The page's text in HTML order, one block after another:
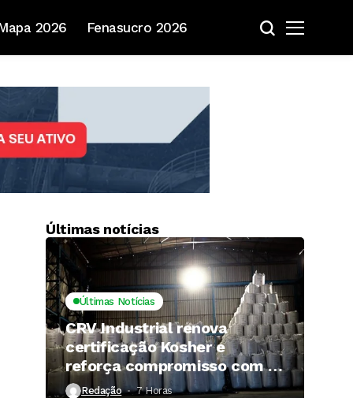
2026 Fenasucro 2026
Últimas notícias
Últimas Notícias
CRV Industrial renova
certificação Kosher e
reforça compromisso com a
qualidade
Redação 7 Horas ⁮